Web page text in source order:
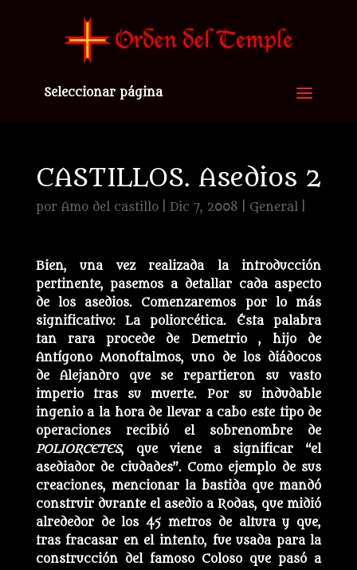
Seleccionar página
CASTILLOS. Asedios 2
por Amo del castillo| Dic 7, 2008 General|
Bien, una vez realizada la introducción
pertinente, pasemos a detallar cada aspecto
de los asedios. Comenzaremos por lo más
significativo: La poliorcética. Ésta palabra
tan rara procede de Demetrio , hijo de
Antígono Monoftalmos, uno de los diádocos
de Alejandro que se repartieron su vasto
imperio tras su muerte. Por su indudable
ingenio a la hora de llevar a cabo este tipo de
operaciones recibió el sobrenombre de
POLIORCETES, que viene a significar “el
asediador de ciudades”. Como ejemplo de sus
creaciones, mencionar la bastida que mandó
construir durante el asedio a Rodas, que midió
alrededor de los 45 metros de altura y que,
tras fracasar en el intento, fue usada para la
construcción del famoso Coloso que pasó a